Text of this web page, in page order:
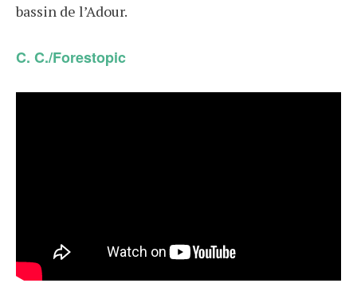
bassin de l’Adour.
C. C./Forestopic